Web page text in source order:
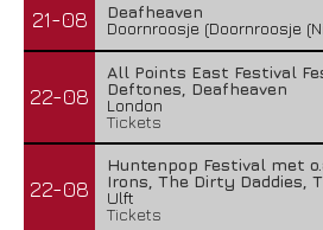
21-08
Deafheaven
Doornroosje (Doornroosje
22-08
All Points East Festival
Deftones, Deafheaven
London
Tickets
22-08
Huntenpop Festival met
Irons, The Dirty Daddies,
Ulft
Tickets